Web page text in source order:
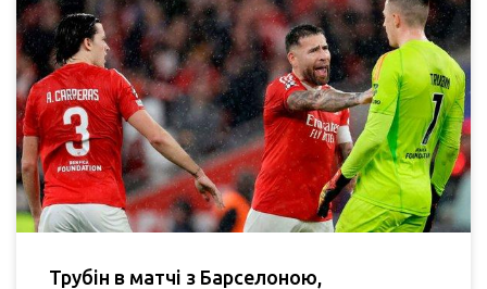
Трубін в матчі з Барселоною,